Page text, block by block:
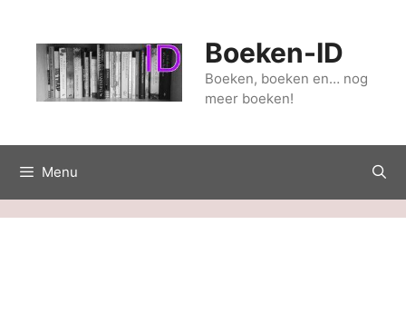
inhoud
Boeken-ID
Boeken, boeken en… nog
meer boeken!
Menu